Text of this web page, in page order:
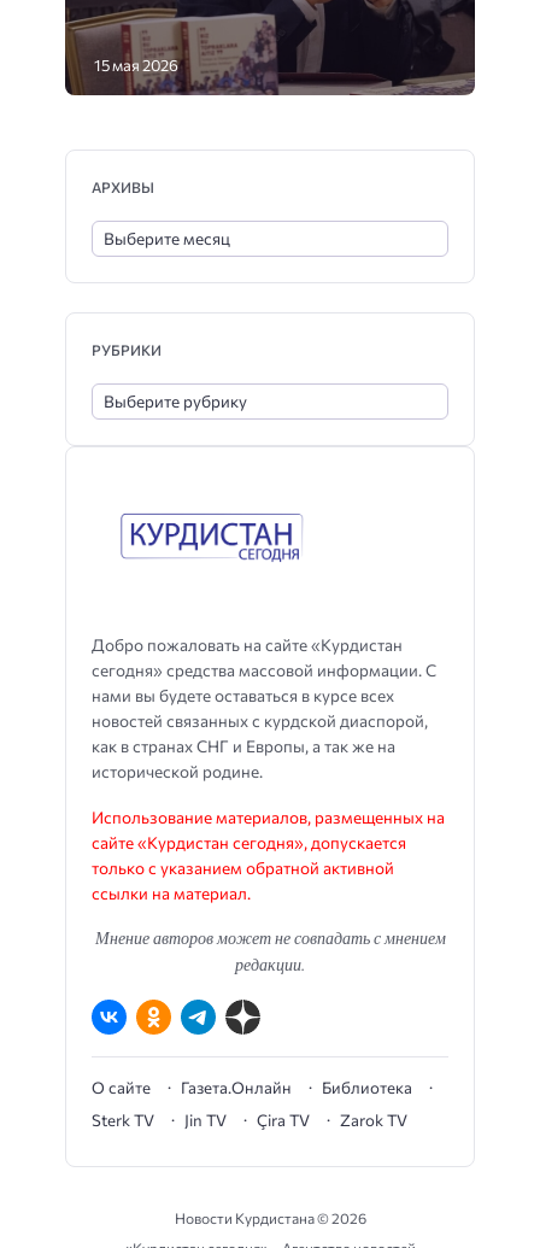
15 мая 2026
Добро пожаловать на сайте «Курдистан
сегодня» средства массовой информации. С
нами вы будете оставаться в курсе всех
новостей связанных с курдской диаспорой,
как в странах СНГ и Европы, а так же на
исторической родине.
Использование материалов, размещенных на
сайте «Курдистан сегодня», допускается
только с указанием обратной активной
ссылки на материал.
Мнение авторов может не совпадать с мнением
редакции.
О сайте Газета.Онлайн
Библиотека
Sterk TV
Jin TV Çira TV Zarok TV
АРХИВЫ
РУБРИКИ
Новости Курдистана ©2026